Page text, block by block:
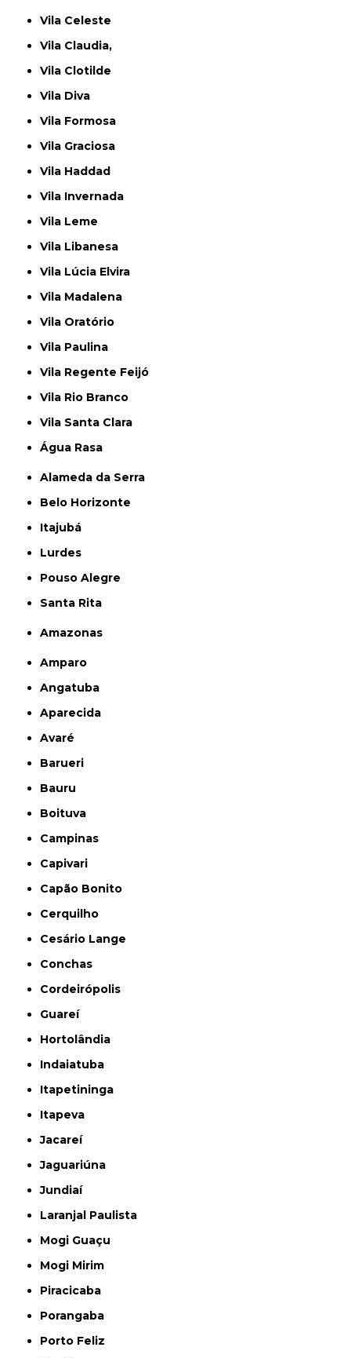
Vila Celeste
Vila Claudia,
Vila Clotilde
Vila Diva
Vila Formosa
Vila Graciosa
Vila Haddad
Vila Invernada
Vila Leme
Vila Libanesa
Vila Lúcia Elvira
Vila Madalena
Vila Oratório
Vila Paulina
Vila Regente Feijó
Vila Rio Branco
Vila Santa Clara
Água Rasa
Alameda da Serra
Belo Horizonte
Itajubá
Lurdes
Pouso Alegre
Santa Rita
Amazonas
Amparo
Angatuba
Aparecida
Avaré
Barueri
Bauru
Boituva
Campinas
Capivari
Capão Bonito
Cerquilho
Cesário Lange
Conchas
Cordeirópolis
Guareí
Hortolândia
Indaiatuba
Itapetininga
Itapeva
Jacareí
Jaguariúna
Jundiaí
Laranjal Paulista
Mogi Guaçu
Mogi Mirim
Piracicaba
Porangaba
Porto Feliz